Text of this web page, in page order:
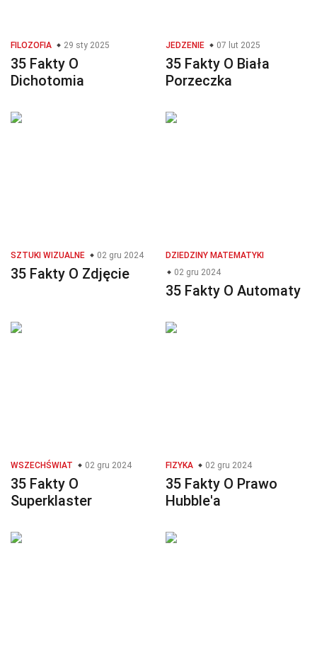
FILOZOFIA 29 sty 2025
35 Fakty O
Dichotomia
JEDZENIE 07 lut 2025
35 Fakty O Biała
Porzeczka
SZTUKI WIZUALNE 02 gru 2024
35 Fakty O Zdjęcie
DZIEDZINY MATEMATYKI
02 gru 2024
35 Fakty O Automaty
WSZECHŚWIAT 02 gru 2024
35 Fakty O
Superklaster
FIZYKA 02 gru 2024
35 Fakty O Prawo
Hubble'a